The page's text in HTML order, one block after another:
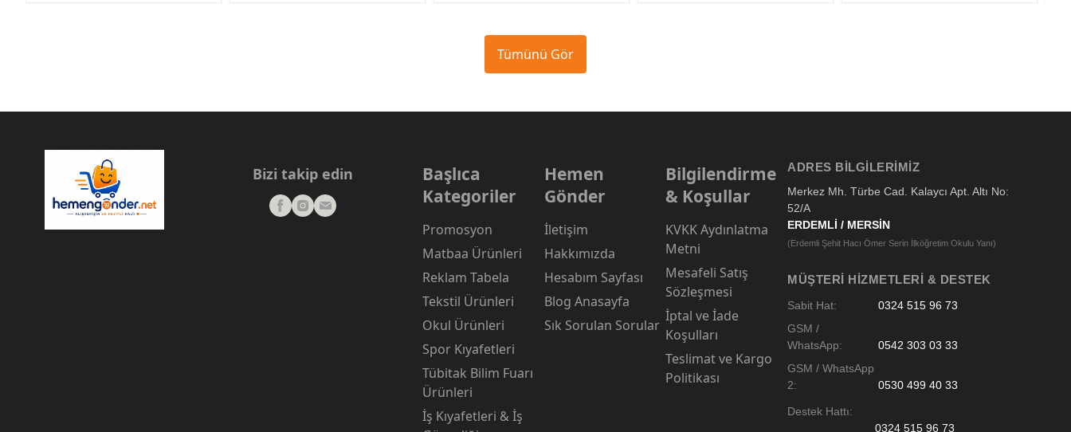
Tümünü Gör
Bizi takip edin
Başlıca
Kategoriler
Promosyon
Matbaa Ürünleri
Reklam Tabela
Tekstil Ürünleri
Okul Ürünleri
Spor Kıyafetleri
Tübitak Bilim Fuarı
Ürünleri
İş Kıyafetleri & İş
Hemen
Gönder
İletişim
Hakkımızda
Hesabım Sayfası
Blog Anasayfa
Sık Sorulan Sorular
Bilgilendirme
& Koşullar
KVKK Aydınlatma
Metni
Mesafeli Satış
Sözleşmesi
İptal ve İade
Koşulları
Teslimat ve Kargo
Politikası
ADRES BILGILERIMIZ
Merkez Mh. Türbe Cad. Kalaycı Apt. Altı No:
52/A
ERDEMLİ / MERSİN
(Erdemli Şehit Hacı Ömer Serin İlköğretim Okulu Yanı)
MÜŞTERI HIZMETLERI & DESTEK
Sabit Hat:
0324 515 96 73
GSM /
WhatsApp:
0542 303 03 33
GSM / WhatsApp
2:
0530 499 40 33
Destek Hattı:
0324 515 96 73